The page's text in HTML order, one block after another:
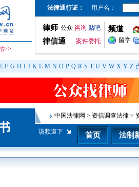
法律通行证： 用户名：
律师 公众 咨询 贴吧
律信通 案件委托
频道
留学
F G H I J K L M N O P Q R S T U V W X Y Z
中国法律网 > 资信调查法律 >
该频道下 首页 法制